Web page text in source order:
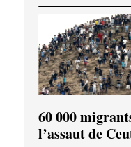
60 000
l’assaut de